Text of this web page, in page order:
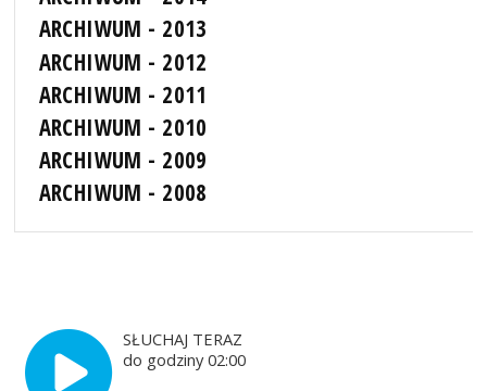
ARCHIWUM - 2013
ARCHIWUM - 2012
ARCHIWUM - 2011
ARCHIWUM - 2010
ARCHIWUM - 2009
ARCHIWUM - 2008
SŁUCHAJ TERAZ
do godziny 02:00